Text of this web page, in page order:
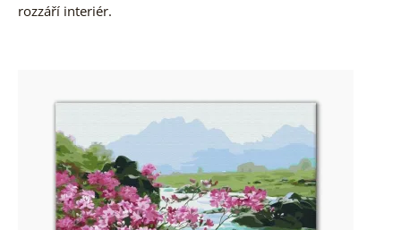
rozzáří interiér.